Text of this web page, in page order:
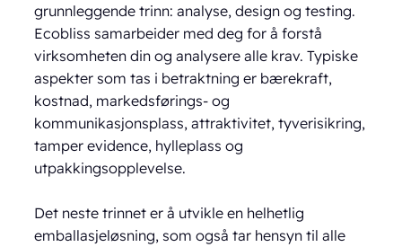
grunnleggende trinn: analyse, design og testing.
Ecobliss samarbeider med deg for å forstå
virksomheten din og analysere alle krav. Typiske
aspekter som tas i betraktning er bærekraft,
kostnad, markedsførings- og
kommunikasjonsplass, attraktivitet, tyverisikring,
tamper evidence, hylleplass og
utpakkingsopplevelse.
Det neste trinnet er å utvikle en helhetlig
emballasjeløsning, som også tar hensyn til alle